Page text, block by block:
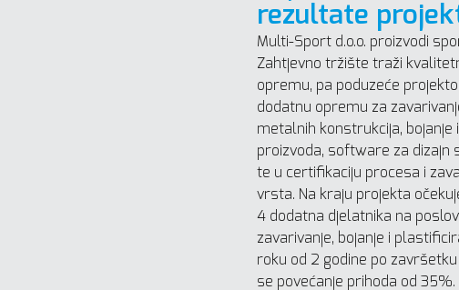
rezultate
Multi-Sport d.o.o. proizvodi
Zahtjevno tržište traži
opremu, pa poduzeće
dodatnu opremu za
metalnih konstrukcija, bojanje
proizvoda, software za dizajn
te u certifikaciju procesa i
vrsta. Na kraju projekta
4 dodatna djelatnika na
zavarivanje, bojanje i
roku od 2 godine po
se povećanje prihoda od 35%.